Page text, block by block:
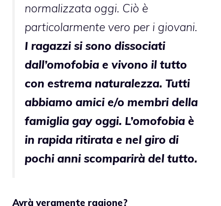
normalizzata oggi. Ciò è
particolarmente vero per i giovani.
I ragazzi si sono dissociati
dall’omofobia e vivono il tutto
con estrema naturalezza. Tutti
abbiamo amici e/o membri della
famiglia gay oggi. L’omofobia è
in rapida ritirata e nel giro di
pochi anni scomparirà del tutto.
Avrà veramente ragione?